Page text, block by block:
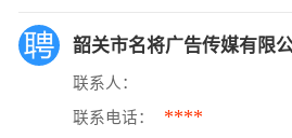
韶关市名将广告传媒有限
联系人：
联系电话： ****